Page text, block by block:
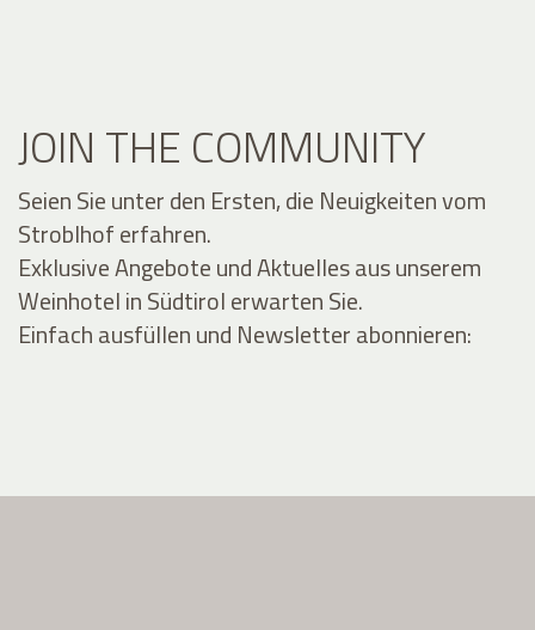
JOIN THE COMMUNITY
Seien Sie unter den Ersten, die Neuigkeiten vom
Stroblhof erfahren.
Exklusive Angebote und Aktuelles aus unserem
Weinhotel in Südtirol erwarten Sie.
Einfach ausfüllen und Newsletter abonnieren: